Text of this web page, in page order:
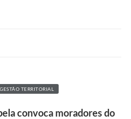
TERRITORIAL
convoca moradores do